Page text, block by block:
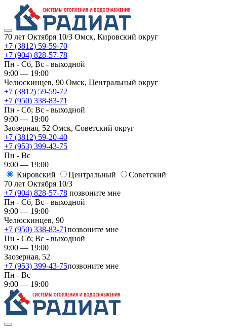
70 лет Октября 10/3 Омск, Кировский округ
+7 (3812) 59-59-70
+7 (904) 828-57-78
Пн - Сб, Вс - выходной
9:00 — 19:00
Челюскинцев, 90 Омск, ​Центральный округ
+7 (3812) 59-59-72
+7 (950) 338-83-71
Пн - Сб; Вс - выходной
9:00 — 19:00
Заозерная, 52 Омск, ​Советский округ
+7 (3812) 59-20-40
+7 (953) 399-43-75
Пн - Вс
9:00 — 19:00
Кировский
​Центральный
​Советский
70 лет Октября 10/3
+7 (904) 828-57-78 позвоните мне
Пн - Сб, Вс - выходной
9:00 — 19:00
Челюскинцев, 90
+7 (950) 338-83-71позвоните мне
Пн - Сб; Вс - выходной
9:00 — 19:00
Заозерная, 52
+7 (953) 399-43-75позвоните мне
Пн - Вс
9:00 — 19:00